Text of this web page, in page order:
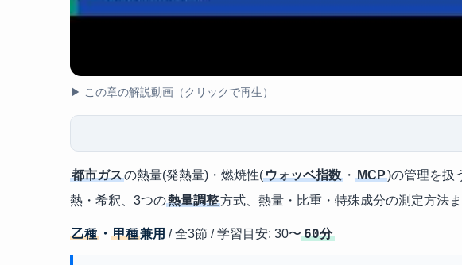
▶ この章の解説動画（クリックで再生）
都市ガスの熱量(発熱量)・燃焼性(ウォッベ指数 ・ MCP)の管理を扱
熱・希釈、3つの熱量調整方式、熱量・比重・特殊成分の測定方法ま
乙種 ・ 甲種兼用 / 全3節 / 学習目安: 30〜 60分